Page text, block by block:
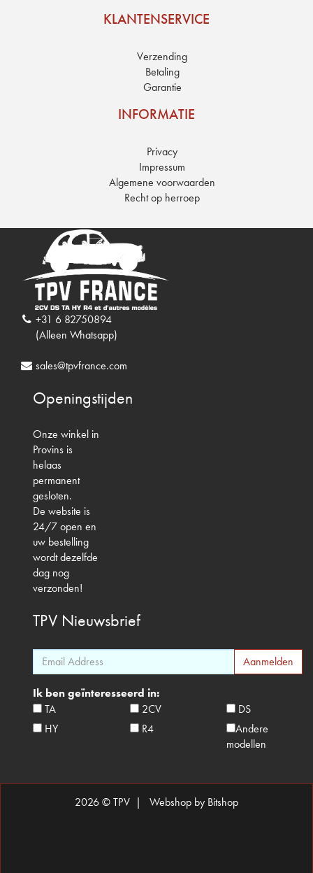
KLANTENSERVICE
Verzending
Betaling
Garantie
INFORMATIE
Privacy
Impressum
Algemene voorwaarden
Recht op herroep
+31 6 82750894
(Alleen Whatsapp)
sales@tpvfrance.com
Openingstijden
Onze winkel in
Provins is
helaas
permanent
gesloten.
De website is
24/7 open en
uw bestelling
wordt dezelfde
dag nog
verzonden!
TPV Nieuwsbrief
Ik ben geïnteresseerd in:
TA
2CV
DS
HY
R4
Andere
modellen
2026 © TPV | Webshop by Bitshop